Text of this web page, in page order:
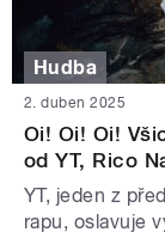
Hudba
2. duben 2025
Oi! Oi! Oi!
od YT, Rico
YT, jeden z
rapu, oslavuje